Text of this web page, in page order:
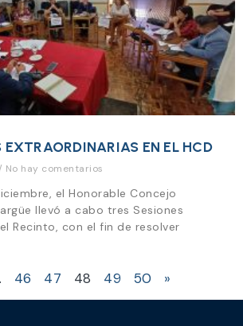
EXTRAORDINARIAS EN EL HCD
No hay comentarios
el Honorable Concejo
llevó a cabo tres Sesiones
Recinto, con el fin de resolver
46 47 48 49 50 »